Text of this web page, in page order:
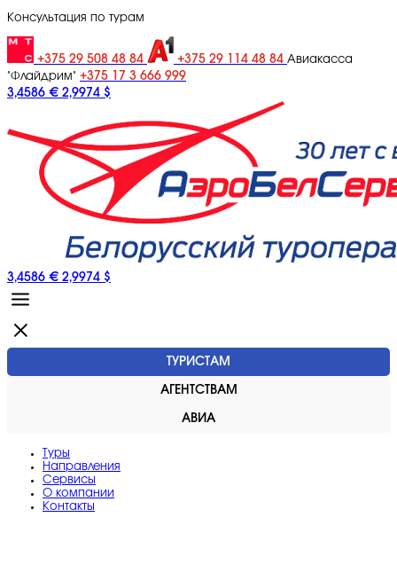
Консультация по турам
+375 29 508 48 84 +375 29 114 48 84 Авиакасса
"Флайдрим" +375 17 3 666 999
3,4586 € 2,9974 $
3,4586 € 2,9974 $
ТУРИСТАМ
АГЕНТСТВАМ
АВИА
Туры
Направления
Сервисы
O компании
Контакты